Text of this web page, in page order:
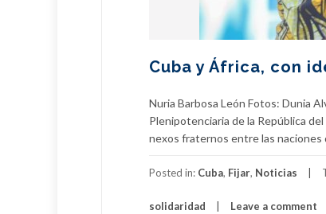
Cuba y África, con
Nuria Barbosa León Fotos: Dunia
Plenipotenciaria de la República
nexos fraternos entre las naciones
Posted in: Cuba, Fijar, Noticias
solidaridad Leave a comment